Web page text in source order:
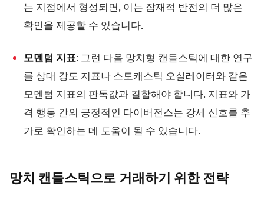
는 지점에서 형성되면, 이는 잠재적 반전의 더 많은
확인을 제공할 수 있습니다.
모멘텀 지표: 그런 다음 망치형 캔들스틱에 대한 연구
를 상대 강도 지표나 스토캐스틱 오실레이터와 같은
모멘텀 지표의 판독값과 결합해야 합니다. 지표와 가
격 행동 간의 긍정적인 다이버전스는 강세 신호를 추
가로 확인하는 데 도움이 될 수 있습니다.
망치 캔들스틱으로 거래하기 위한전략